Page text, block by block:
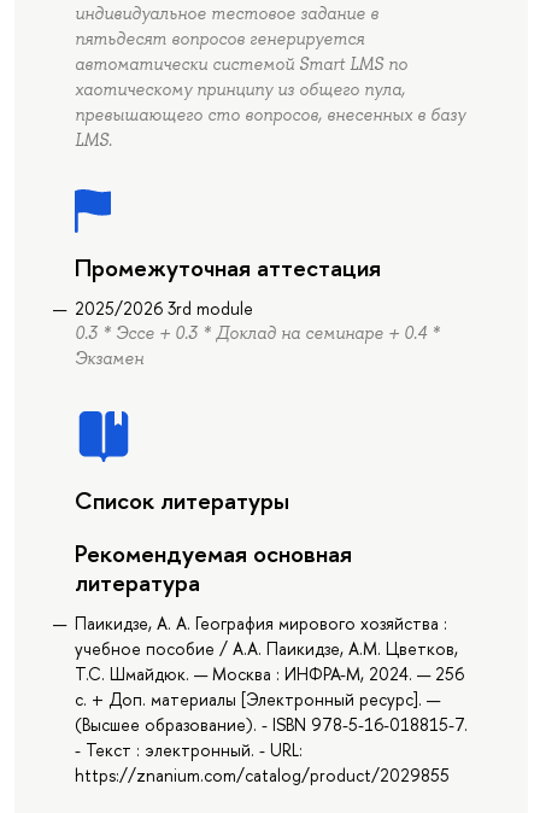
индивидуальное тестовое задание в
пятьдесят вопросов генерируется
автоматически системой Smart LMS по
хаотическому принципу из общего пула,
превышающего сто вопросов, внесенных в базу
LMS.
Промежуточная аттестация
2025/2026 3rd module
0.3 * Эссе + 0.3 * Доклад на семинаре + 0.4 *
Экзамен
Список литературы
Рекомендуемая основная
литература
Паикидзе, А. А. География мирового хозяйства :
учебное пособие / А.А. Паикидзе, А.М. Цветков,
Т.С. Шмайдюк. — Москва : ИНФРА-М, 2024. — 256
с. + Доп. материалы [Электронный ресурс]. —
(Высшее образование). - ISBN 978-5-16-018815-7.
- Текст : электронный. - URL:
https://znanium.com/catalog/product/2029855